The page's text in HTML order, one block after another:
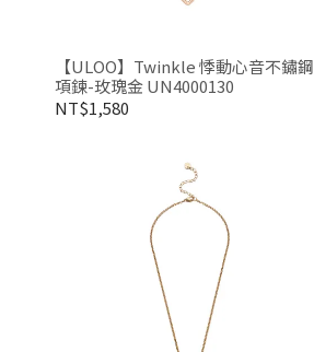
【ULOO】Twinkle 悸動心音不鏽鋼
項鍊-玫瑰金 UN4000130
NT$1,580